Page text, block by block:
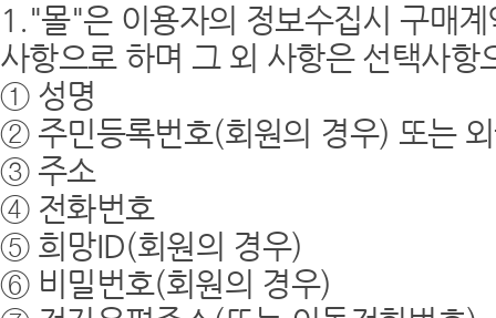
1."몰"은 이용자의 정보수집시 구매
사항으로 하며 그 외 사항은 선택사항
① 성명
② 주민등록번호(회원의 경우) 또는
③ 주소
④ 전화번호
⑤ 희망ID(회원의 경우)
⑥ 비밀번호(회원의 경우)